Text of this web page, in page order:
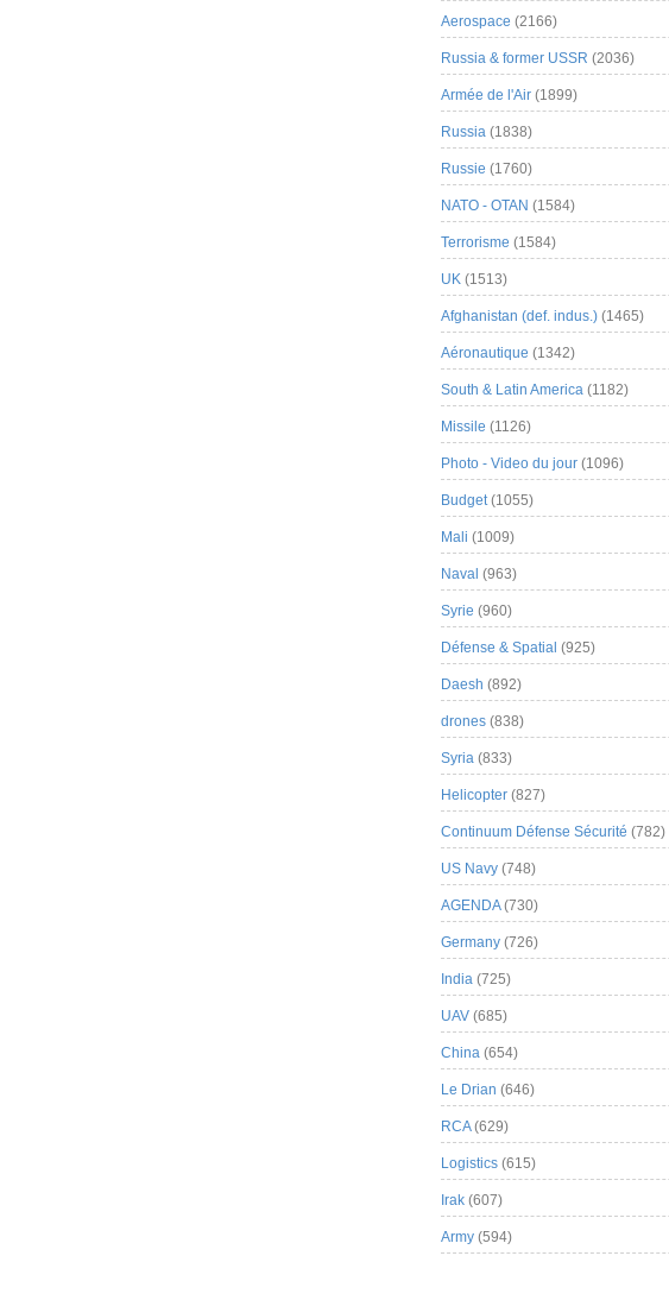
Aerospace (2166)
Russia & former USSR (2036)
Armée de l'Air (1899)
Russia (1838)
Russie (1760)
NATO - OTAN (1584)
Terrorisme (1584)
UK (1513)
Afghanistan (def. indus.) (1465)
Aéronautique (1342)
South & Latin America (1182)
Missile (1126)
Photo - Video du jour (1096)
Budget(1055)
Mali (1009)
Naval (963)
Syrie (960)
Défense & Spatial (925)
Daesh (892)
drones (838)
Syria (833)
Helicopter (827)
Continuum Défense Sécurité (782)
US Navy (748)
AGENDA(730)
Germany (726)
India (725)
UAV (685)
China (654)
Le Drian (646)
RCA(629)
Logistics (615)
Irak (607)
Army (594)